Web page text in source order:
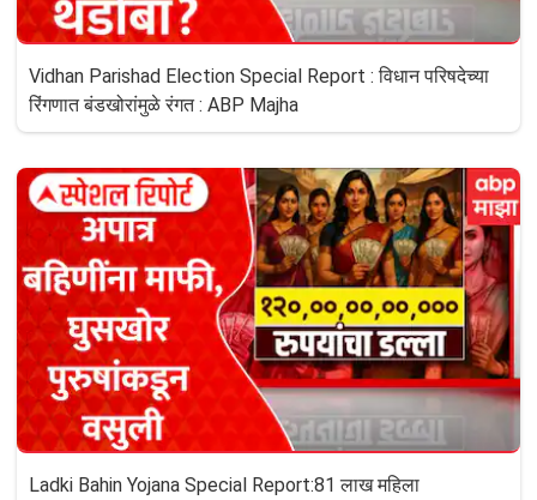
Vidhan Parishad Election Special Report : विधान परिषदेच्या
रिंगणात बंडखोरांमुळे रंगत : ABP Majha
Ladki Bahin Yojana Special Report:81 लाख महिला